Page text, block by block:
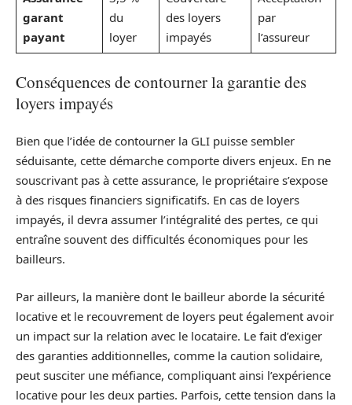
garant
payant
du
loyer
des loyers
impayés
par
l’assureur
Conséquences de contourner la garantie des
loyers impayés
Bien que l’idée de contourner la GLI puisse sembler
séduisante, cette démarche comporte divers enjeux. En ne
souscrivant pas à cette assurance, le propriétaire s’expose
à des risques financiers significatifs. En cas de loyers
impayés, il devra assumer l’intégralité des pertes, ce qui
entraîne souvent des difficultés économiques pour les
bailleurs.
Par ailleurs, la manière dont le bailleur aborde la sécurité
locative et le recouvrement de loyers peut également avoir
un impact sur la relation avec le locataire. Le fait d’exiger
des garanties additionnelles, comme la caution solidaire,
peut susciter une méfiance, compliquant ainsi l’expérience
locative pour les deux parties. Parfois, cette tension dans la